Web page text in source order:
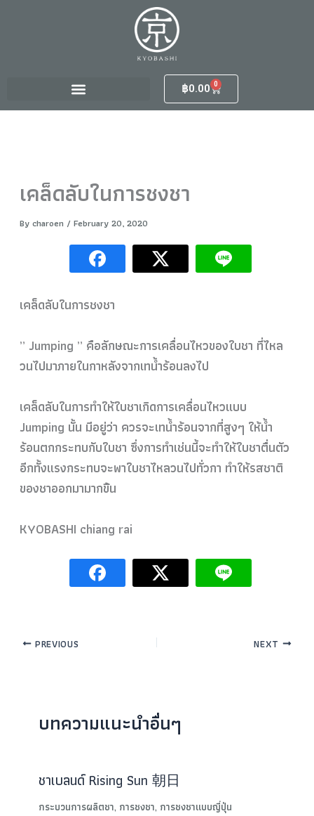
฿0.00 0
Cart
เคล็ดลับในการชงชา
Bycharoen / February 20, 2020
เคล็ดลับในการชงชา
” Jumping ” คือลักษณะการเคลื่อนไหวของใบชา ที่ไหล
วนไปมาภายในกาหลังจากเทน้ำร้อนลงไป
เคล็ดลับในการทำให้ใบชาเกิดการเคลื่อนไหวแบบ
Jumping นั้น มีอยู่ว่า ควรจะเทน้ำร้อนจากที่สูงๆ ให้น้ำ
ร้อนตกกระทบกับใบชา ซึ่งการทำเช่นนี้จะทำให้ใบชาตื่นตัว
อีกทั้งแรงกระทบจะพาใบชาไหลวนไปทั่วกา ทำให้รสชาติ
ของชาออกมามากขึ้น
KYOBASHI chiang rai
PREVIOUS NEXT
บทความแนะนำอื่นๆ
ชาเบลนด์ Rising Sun 朝日
กระบวนการผลิตชา, การชงชา, การชงชาแบบญี่ปุ่น